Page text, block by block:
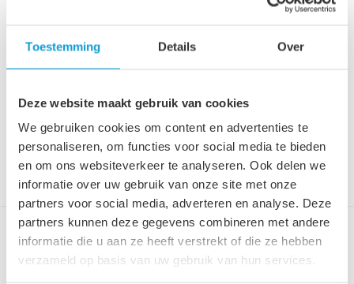
Toestemming Details Over
Deze website maakt gebruik van cookies
We gebruiken cookies om content en advertenties te
personaliseren, om functies voor social media te bieden
en om ons websiteverkeer te analyseren. Ook delen we
informatie over uw gebruik van onze site met onze
partners voor social media, adverteren en analyse. Deze
partners kunnen deze gegevens combineren met andere
informatie die u aan ze heeft verstrekt of die ze hebben
verzameld op basis van uw gebruik van hun services.
Douchecabine Dakota 100 x
rookglas - nano coating
€379,00
Niet op voorraad
Tijdelijk uitverkocht, informeer
naar de verwachte levertijd!
Douchewand Calgary 120 x
190 cm - zwart - met nano
coating